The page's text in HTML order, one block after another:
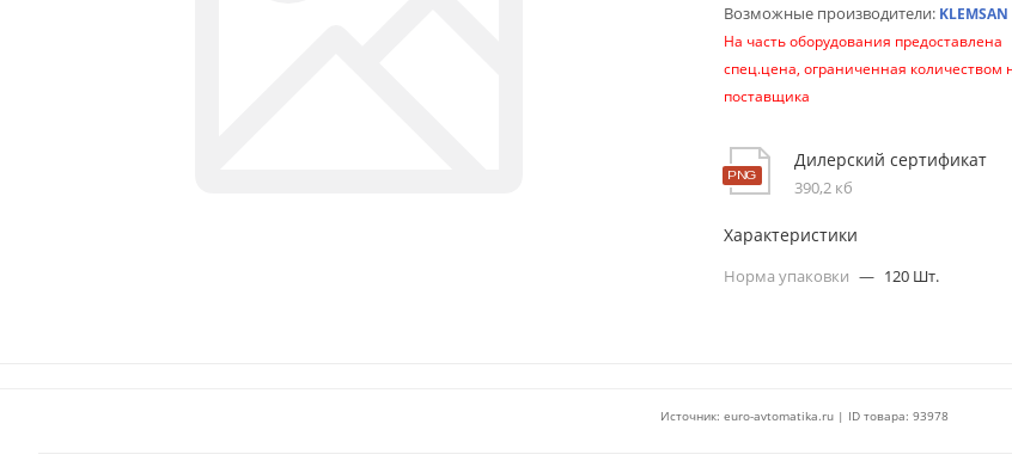
Возможные производители: KLEMSAN
На часть оборудования предоставлена
спец.цена, ограниченная количеством
поставщика
Дилерский сертификат
390,2 кб
Характеристики
Норма упаковки — 120 Шт.
Источник: euro-avtomatika.ru | ID товара: 93978